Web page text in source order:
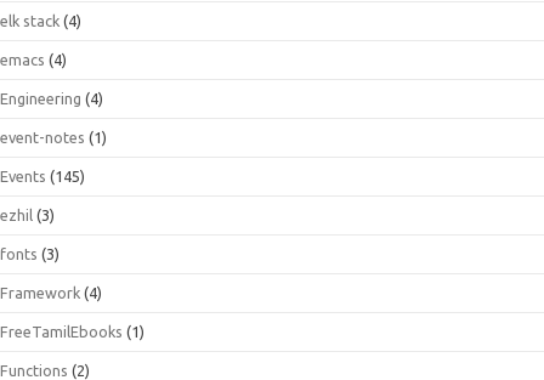
elk stack (4)
emacs (4)
Engineering (4)
event-notes (1)
Events (145)
ezhil (3)
fonts (3)
Framework (4)
FreeTamilEbooks (1)
Functions (2)